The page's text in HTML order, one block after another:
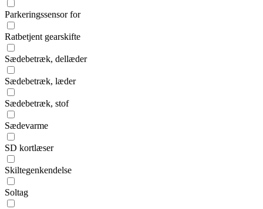
Parkeringssensor for
Ratbetjent gearskifte
Sædebetræk, dellæder
Sædebetræk, læder
Sædebetræk, stof
Sædevarme
SD kortlæser
Skiltegenkendelse
Soltag